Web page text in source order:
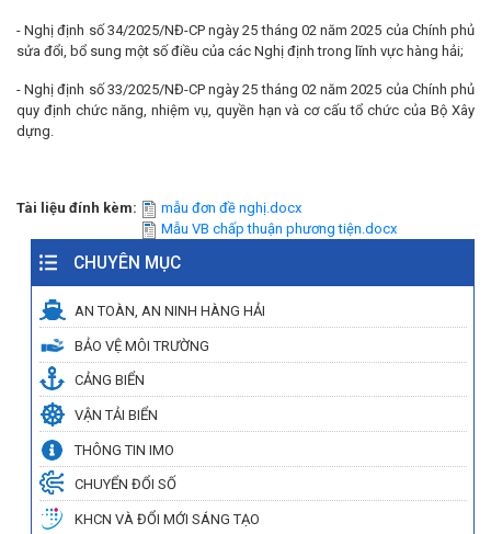
- Nghị định số 34/2025/NĐ-CP ngày 25 tháng 02 năm 2025 của Chính phủ
sửa đổi, bổ sung một số điều của các Nghị định trong lĩnh vực hàng hải;
- Nghị định số 33/2025/NĐ-CP ngày 25 tháng 02 năm 2025 của Chính phủ
quy định chức năng, nhiệm vụ, quyền hạn và cơ cấu tổ chức của Bộ Xây
dựng.
Tài liệu đính kèm:
mẫu đơn đề nghị.docx
Mẫu VB chấp thuận phương tiện.docx
CHUYÊN MỤC
AN TOÀN, AN NINH HÀNG HẢI
BẢO VỆ MÔI TRƯỜNG
CẢNG BIỂN
VẬN TẢI BIỂN
THÔNG TIN IMO
CHUYỂN ĐỔI SỐ
KHCN VÀ ĐỔI MỚI SÁNG TẠO